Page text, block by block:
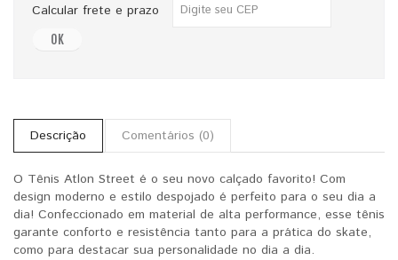
Calcular frete e prazo
OK
Descrição Comentários (0)
O Tênis Atlon Street é o seu novo calçado favorito! Com
design moderno e estilo despojado é perfeito para o seu dia a
dia! Confeccionado em material de alta performance, esse tênis
garante conforto e resistência tanto para a prática do skate,
como para destacar sua personalidade no dia a dia.